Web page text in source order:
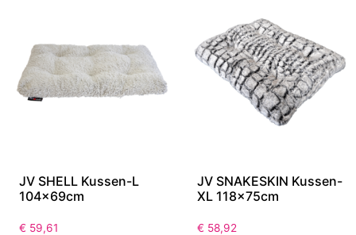
JV SHELL Kussen-L
104x69cm
€ 59,61
JV SNAKESKIN Kussen-
XL 118x75cm
€ 58,92